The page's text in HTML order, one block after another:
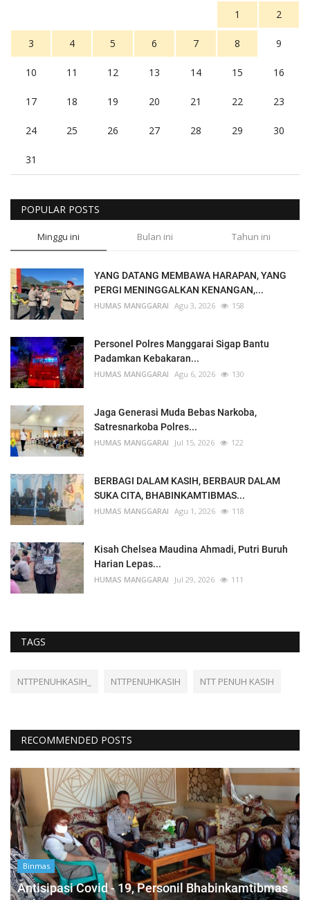
1 2
3 4 5 6 7 8 9
10 11 12 13 14 15 16
17 18 19 20 21 22 23
24 25 26 27 28 29 30
31
POPULAR POSTS
Minggu ini Bulan ini Tahun ini
YANG DATANG MEMBAWA HARAPAN, YANG
PERGI MENINGGALKAN KENANGAN,...
HUMAS MANGGARAI Agu 3, 2026 158
Personel Polres Manggarai Sigap Bantu
Padamkan Kebakaran...
HUMAS MANGGARAI Agu 6, 2026 130
Jaga Generasi Muda Bebas Narkoba,
Satresnarkoba Polres...
HUMAS MANGGARAI Jul 15, 2026 122
BERBAGI DALAM KASIH, BERBAUR DALAM
SUKA CITA, BHABINKAMTIBMAS...
HUMAS MANGGARAI Agu 1, 2026 118
Kisah Chelsea Maudina Ahmadi, Putri Buruh
Harian Lepas...
HUMAS MANGGARAI Jul 29, 2026 111
TAGS
NTTPENUHKASIH_ NTTPENUHKASIH NTT PENUH KASIH
RECOMMENDED POSTS
Binmas
Antisipasi Covid - 19, Personil Bhabinkamtibmas